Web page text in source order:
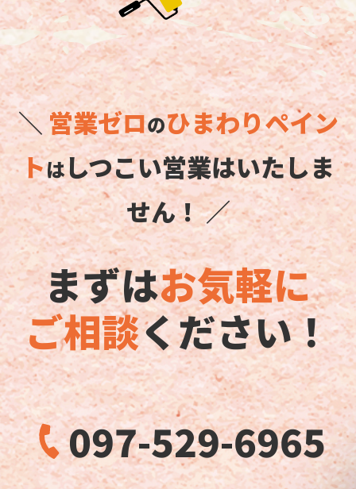
＼営業ゼロのひまわりペイン
トはしつこい営業はいたしま
せん！ ／
まずはお気軽に
ご相談ください！
097-529-6965